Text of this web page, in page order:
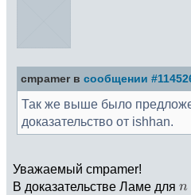
cmpamer в сообщении
Так же выше было
доказательство от ishhan.
Уважаемый cmpamer!
В доказательстве Ламе для